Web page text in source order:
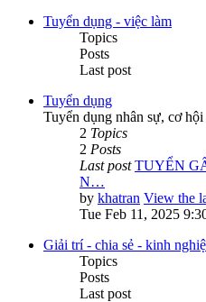
Tuyển dụng - việc làm
Topics
Posts
Last post
Tuyển dụng
Tuyển dụng nhân sự, cơ
2 Topics
2 Posts
Last post TUYỂN
N…
by khatran View the
Tue Feb 11, 2025
Giải trí - chia sẻ - kinh
Topics
Posts
Last post